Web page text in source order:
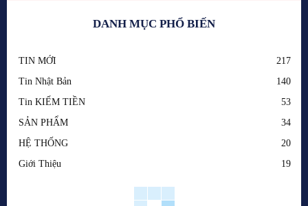
DANH MỤC PHỔ BIẾN
TIN MỚI
217
Tin Nhật Bản
140
Tin KIẾM TIỀN
53
SẢN PHẨM
34
HỆ THỐNG
20
Giới Thiệu
19